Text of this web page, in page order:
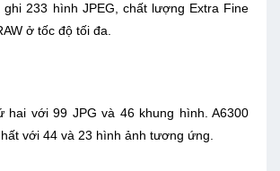
ghi 233 hình JPEG, chất lượng Extra Fine
ở tốc độ tối đa.
hai với 99 JPG và 46 khung hình. A6300
với 44 và 23 hình ảnh tương ứng.